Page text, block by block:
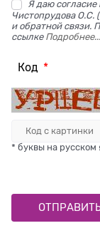
Я даю
Чистопрудова О.С.
и обратной связи.
ссылке Подробнее...
Код
* буквы на русском